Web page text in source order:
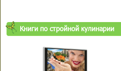
Книги по стройной кулинарии